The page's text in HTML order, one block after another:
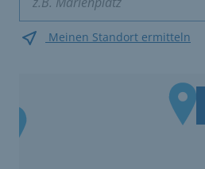
Meinen Standort ermitteln